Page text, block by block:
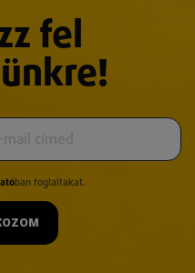
fel
ban foglaltakat.